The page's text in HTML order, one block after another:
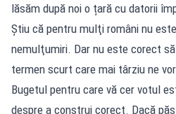
lăsăm după noi o țară cu datorii
Ştiu că pentru mulţi români nu
nemulţumiri. Dar nu este corect
termen scurt care mai târziu ne
Bugetul pentru care vă cer votul
despre a construi corect. Dacă